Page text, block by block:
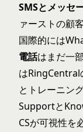
SMSとメッセ
ァーストの顧
国際的には
電話はまだ一
はRingCentral
とトレーニン
Supportと
CSが可視性を